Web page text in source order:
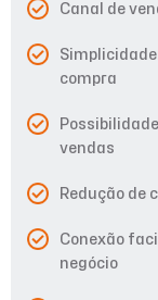
Canal de
compra
vendas
Redução de
Conexão
negócio